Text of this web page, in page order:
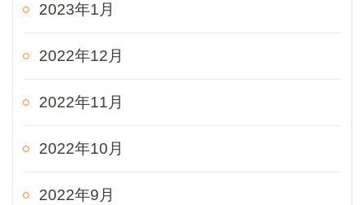
2023年1月
2022年12月
2022年11月
2022年10月
2022年9月